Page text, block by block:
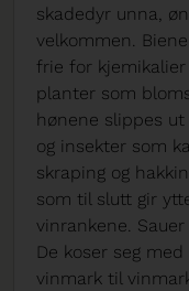
skadedyr unna,
velkommen.
frie for
planter som
hønene slippes
og insekter som
skraping og
som til slutt gir
vinrankene.
De koser seg
vinmark til